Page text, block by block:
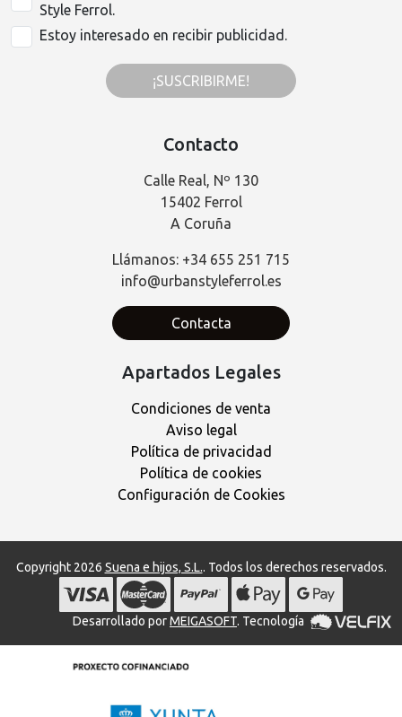
Style Ferrol.
Estoy interesado en recibir publicidad.
¡SUSCRIBIRME!
Contacto
Calle Real, Nº 130
15402 Ferrol
A Coruña
Llámanos: +34 655 251 715
info@urbanstyleferrol.es
Contacta
Apartados Legales
Condiciones de venta
Aviso legal
Política de privacidad
Política de cookies
Configuración de Cookies
Copyright 2026 Suena e hijos, S.L.. Todos los derechos reservados.
Desarrollado porMEIGASOFT. Tecnología